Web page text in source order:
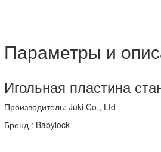
Параметры и
Игольная пластина
Производитель: Juki Co., Ltd
Бренд : Babylock